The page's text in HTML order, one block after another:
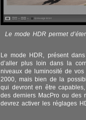
Le mode HDR permet
Le mode HDR, présent
d’aller plus loin dans la
niveaux de luminosité de
2000, mais bien de la
qui devront en être
des derniers MacPro ou des
devrez activer les réglages